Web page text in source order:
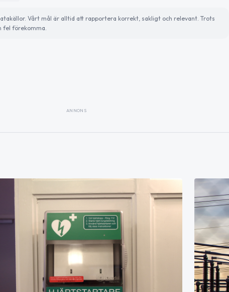
Vårt mål är alltid att rapportera korrekt, sakligt och relevant. Trots
fel förekomma.
ANNONS